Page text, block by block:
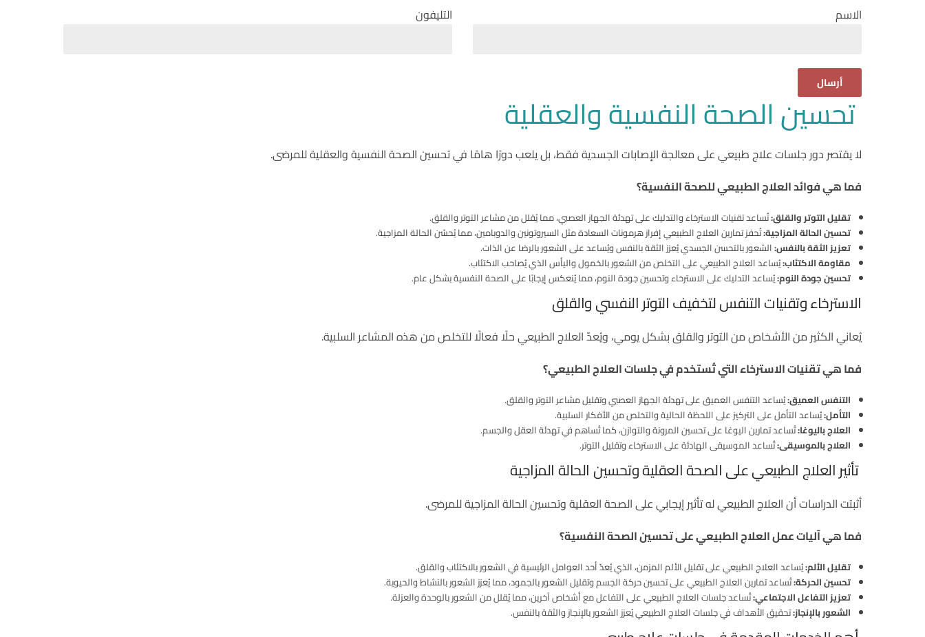
الاسم التليفون
تحسين الصحة النفسية والعقلية
لا يقتصر دور جلسات علاج طبيعي على معالجة الإصابات الجسدية فقط، بل يلعب دورًا هامًا في تحسين الصحة النفسية والعقلية للمرضى.
فما هي فوائد العلاج الطبيعي للصحة النفسية؟
تقليل التوتر والقلق:تُساعد تقنيات الاسترخاء والتدليك على تهدئة الجهاز العصبي، مما يُقلل من مشاعر التوتر والقلق.
تحسين الحالة المزاجية:تُحفز تمارين العلاج الطبيعي إفراز هرمونات السعادة مثل السيروتونين والدوبامين، مما يُحسّن الحالة المزاجية.
تعزيز الثقة بالنفس:الشعور بالتحسن الجسدي يُعزز الثقة بالنفس ويُساعد على الشعور بالرضا عن الذات.
مقاومة الاكتئاب:يُساعد العلاج الطبيعي على التخلص من الشعور بالخمول واليأس الذي يُصاحب الاكتئاب.
تحسين جودة النوم:يُساعد التدليك على الاسترخاء وتحسين جودة النوم، مما يُنعكس إيجابًا على الصحة النفسية بشكل عام.
الاسترخاء وتقنيات التنفس لتخفيف التوتر النفسي والقلق
يُعاني الكثير من الأشخاص من التوتر والقلق بشكل يومي، ويُعدّ العلاج الطبيعي حلًا فعالًا للتخلص من هذه المشاعر السلبية.
فما هي تقنيات الاسترخاء التي تُستخدم في جلسات العلاج الطبيعي؟
التنفس العميق:يُساعد التنفس العميق على تهدئة الجهاز العصبي وتقليل مشاعر التوتر والقلق.
التأمل:يُساعد التأمل على التركيز على اللحظة الحالية والتخلص من الأفكار السلبية.
العلاج باليوغا:تُساعد تمارين اليوغا على تحسين المرونة والتوازن، كما تُساهم في تهدئة العقل والجسم.
العلاج بالموسيقى:تُساعد الموسيقى الهادئة على الاسترخاء وتقليل التوتر.
تأثير العلاج الطبيعي على الصحة العقلية وتحسين الحالة المزاجية
أثبتت الدراسات أن العلاج الطبيعي له تأثير إيجابي على الصحة العقلية وتحسين الحالة المزاجية للمرضى.
فما هي آليات عمل العلاج الطبيعي على تحسين الصحة النفسية؟
تقليل الألم:يُساعد العلاج الطبيعي على تقليل الألم المزمن، الذي يُعدّ أحد العوامل الرئيسية في الشعور بالاكتئاب والقلق.
تحسين الحركة:تُساعد تمارين العلاج الطبيعي على تحسين حركة الجسم وتقليل الشعور بالجمود، مما يُعزز الشعور بالنشاط والحيوية.
تعزيز التفاعل الاجتماعي:تُساعد جلسات العلاج الطبيعي على التفاعل مع أشخاص آخرين، مما يُقلل من الشعور بالوحدة والعزلة.
الشعور بالإنجاز:تحقيق الأهداف في جلسات العلاج الطبيعي يُعزز الشعور بالإنجاز والثقة بالنفس.